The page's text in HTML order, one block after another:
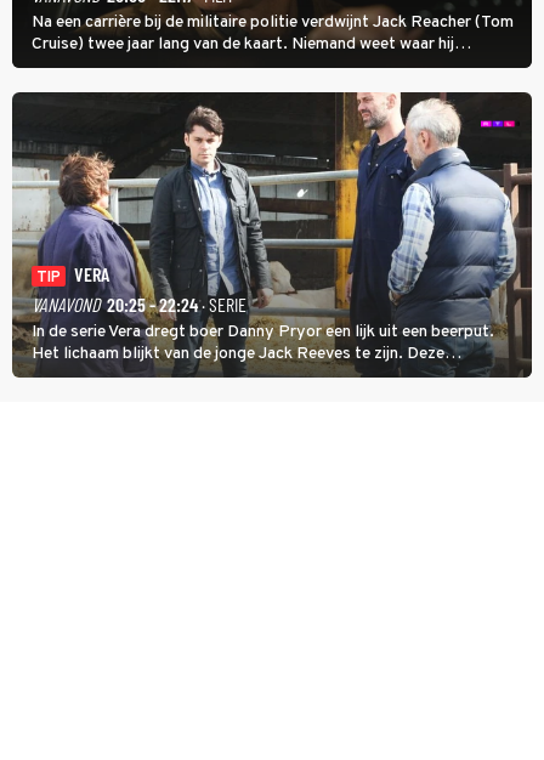
Na een carrière bij de militaire politie verdwijnt Jack Reacher (Tom
Cruise) twee jaar lang van de kaart. Niemand weet waar hij
uithangt, totdat moordverdachte James Barr naar hem vraagt.
TIP
VERA
VANAVOND 20:25 - 22:24· SERIE
In de serie Vera dregt boer Danny Pryor een lijk uit een beerput.
Het lichaam blijkt van de jonge Jack Reeves te zijn. Deze
homoseksuele woonwagenbewoner had gebroken met zijn familie